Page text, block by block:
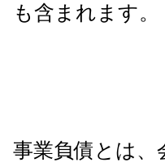
も含まれます。
事業負債とは、